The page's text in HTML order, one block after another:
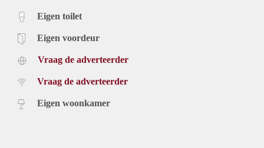
Eigen toilet
Eigen voordeur
Vraag de adverteerder
Vraag de adverteerder
Eigen woonkamer